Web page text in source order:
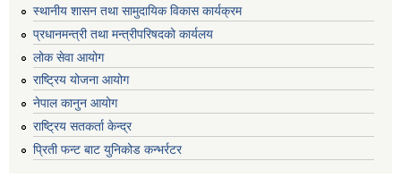
स्थानीय शासन तथा सामुदायिक विकास कार्यक्रम
प्रधानमन्त्री तथा मन्त्रीपरिषदको कार्यलय
लोक सेवा आयोग
राष्ट्रिय योजना आयोग
नेपाल कानुन आयोग
राष्ट्रिय सतकर्ता केन्द्र
प्रिती फन्ट बाट युनिकोड कन्भर्रटर